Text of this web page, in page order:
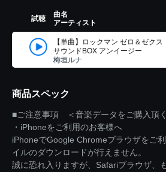
試聴
曲名
アーティスト
【単曲】ロックマン ゼロ＆ゼクス
サウンドBOX アンイージー
梅垣ルナ
商品スペック
■ご注意事項 ＜音楽データをご購入頂
・iPhoneをご利用のお客様へ
iPhoneでGoogle Chromeブラウザをご
イルのダウンロードが行えません。
誠に恐れ入りますが、Safariブラウザ、